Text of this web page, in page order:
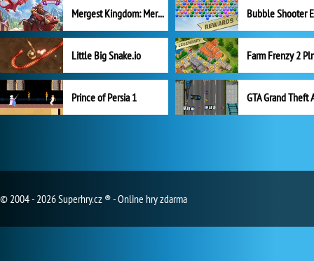
Mergest Kingdom: Merge Puzzle
Little Big Snake.io
Prince of Persia 1 GTA Grand Theft
© 2004 - 2026 Superhry.cz ® - Online hry zdarma